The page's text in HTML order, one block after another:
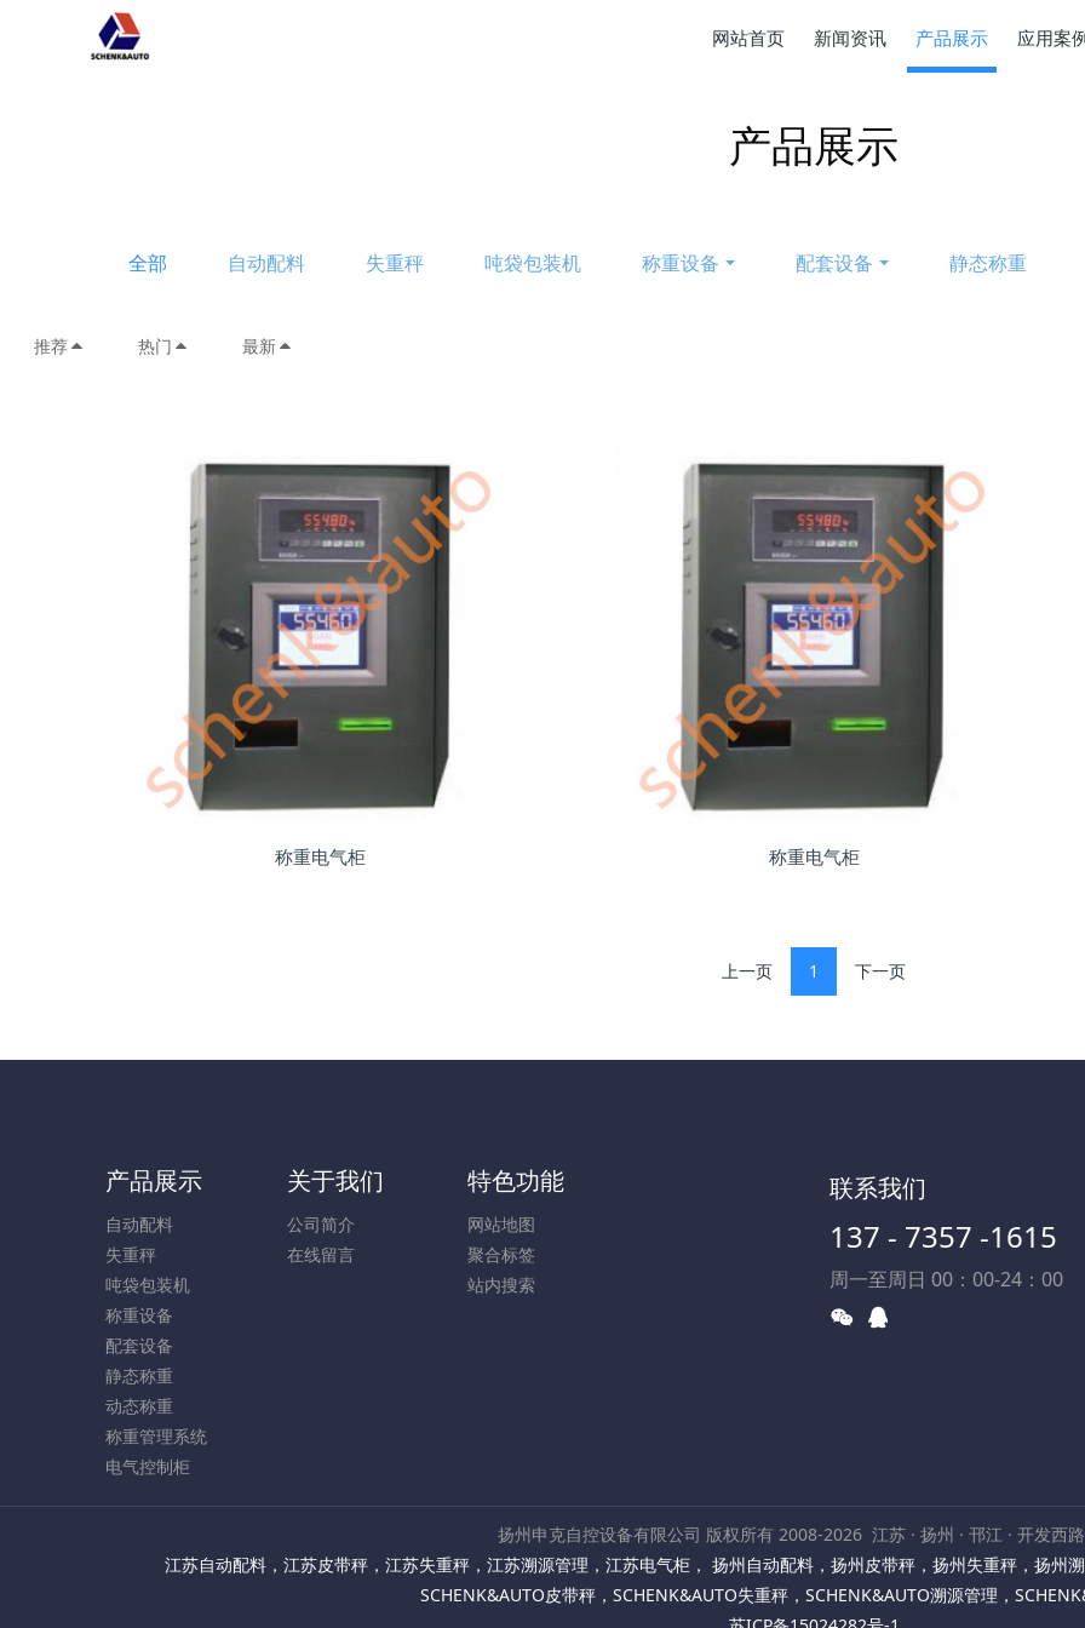
网站首页 新闻资讯 产品展示 应用案
产品展示
全部 自动配料 失重秤 吨袋包装机 称重设备 配套设备 静态称重
推荐 热门 最新
称重电气柜 称重电气柜
上一页 1 下一页
产品展示
自动配料
失重秤
吨袋包装机
称重设备
配套设备
静态称重
动态称重
称重管理系统
电气控制柜
关于我们
公司简介
在线留言
特色功能
网站地图
聚合标签
站内搜索
联系我们
137 - 7357 -1615
周一至周日 00：00-24：00
扬州申克自控设备有限公司 版权所有 2008-2026 江苏 · 扬州 · 邗江 · 开发西
江苏自动配料， 江苏皮带秤， 江苏失重秤， 江苏溯源管理 ， 江苏电气柜， 扬州自动配料， 扬州皮带秤， 扬州失重秤， 扬州
SCHENK&AUTO皮带秤 ， SCHENK&AUTO失重秤 ， SCHENK&AUTO溯源管理 ，